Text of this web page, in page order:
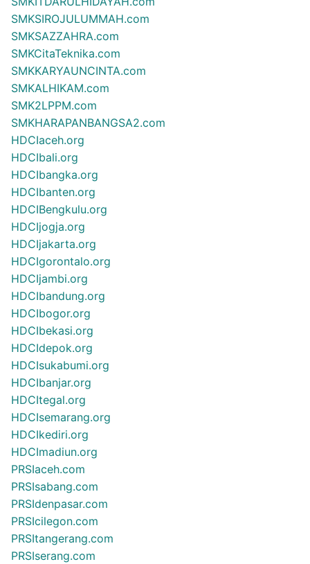
SMKSIROJULUMMAH.com
SMKSAZZAHRA.com
SMKCitaTeknika.com
SMKKARYAUNCINTA.com
SMKALHIKAM.com
SMK2LPPM.com
SMKHARAPANBANGSA2.com
HDCIaceh.org
HDCIbali.org
HDCIbangka.org
HDCIbanten.org
HDCIBengkulu.org
HDCIjogja.org
HDCIjakarta.org
HDCIgorontalo.org
HDCIjambi.org
HDCIbandung.org
HDCIbogor.org
HDCIbekasi.org
HDCIdepok.org
HDCIsukabumi.org
HDCIbanjar.org
HDCItegal.org
HDCIsemarang.org
HDCIkediri.org
HDCImadiun.org
PRSIaceh.com
PRSIsabang.com
PRSIdenpasar.com
PRSIcilegon.com
PRSItangerang.com
PRSIserang.com